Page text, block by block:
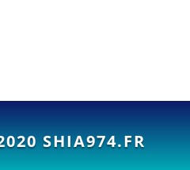
SHIA974.FR